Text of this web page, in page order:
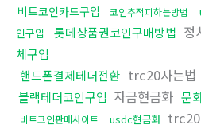
비트코인카드구입 코인추적피하는방법
인구입
롯데상품권코인구매방법 정
체구입
핸드폰결제테더전환 trc20사는법
블랙테더코인구입 자금현금화 문
비트코인판매사이트 usdc현금화 trc20